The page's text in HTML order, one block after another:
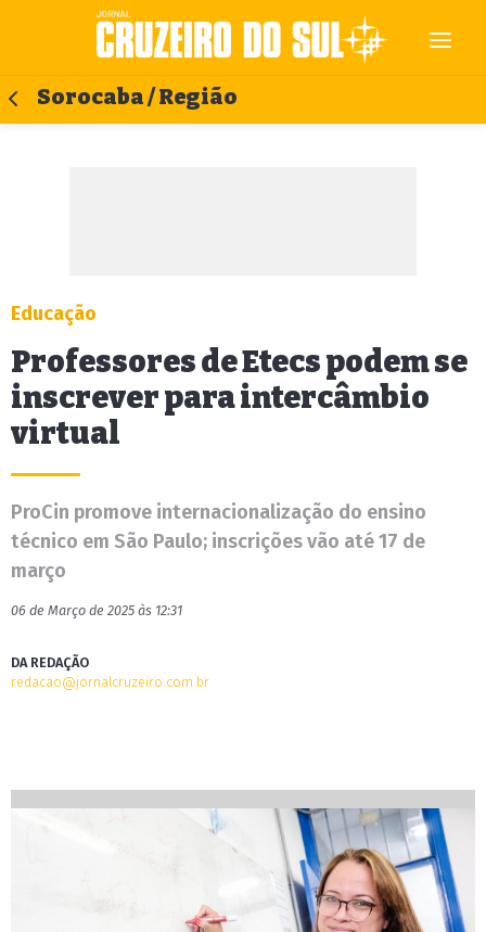
Sorocaba / Região
Educação
Professores de Etecs podem se
inscrever para intercâmbio
virtual
ProCin promove internacionalização do ensino
técnico em São Paulo; inscrições vão até 17 de
março
06 de Março de 2025 às 12:31
DA REDAÇÃO
redacao@jornalcruzeiro.com.br